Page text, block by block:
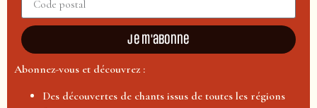
Je m'abonne
Abonnez-vous et découvrez :
Des découvertes de chants issus de toutes les régions